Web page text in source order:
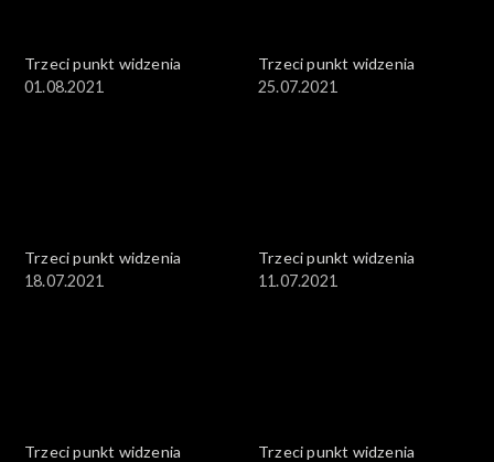
Trzeci punkt widzenia
01.08.2021
Trzeci punkt widzenia
25.07.2021
Trzeci punkt widzenia
18.07.2021
Trzeci punkt widzenia
11.07.2021
Trzeci punkt widzenia
Trzeci punkt widzenia